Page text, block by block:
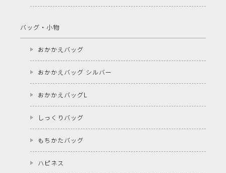
バッグ・小物
おかかえバッグ
おかかえバッグ シルバー
おかかえバッグL
しっくりバッグ
もちかたバッグ
ハピネス